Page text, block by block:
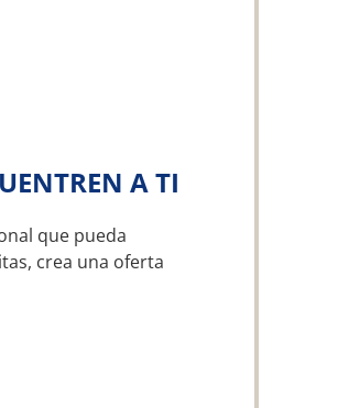
A TI
que pueda
crea una oferta